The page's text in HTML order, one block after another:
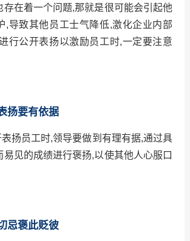
存在着一个问题,那就是很可能会引起他
,导致其他员工士气降低,激化企业内部
行公开表扬以激励员工时,一定要注意
扬要有依据
员工时,领导要做到有理有据,通过具
易见的成绩进行褒扬,以使其他人心服口
忌褒此贬彼